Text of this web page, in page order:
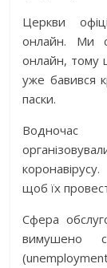
Церкви
онлайн. Ми
онлайн, тому
уже бавився
паски.
Водночас
щоб їх
Сфера
вимушено